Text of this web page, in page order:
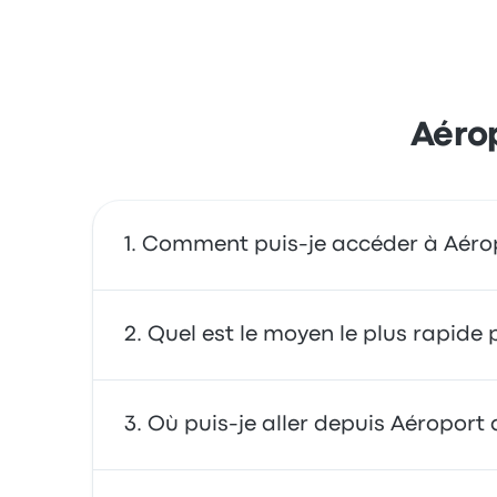
Comment puis-je accéder à
Vous pouvez vous déplacer en bus afin
Quel est le moyen le plus rapide
Le moyen le plus rapide de se déplacer
Où puis-je aller depuis Aéroport